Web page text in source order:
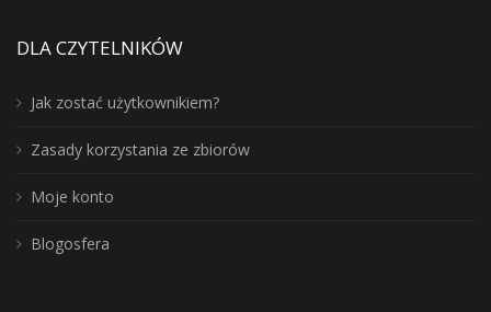
DLA CZYTELNIKÓW
Jak zostać użytkownikiem?
Zasady korzystania ze zbiorów
Moje konto
Blogosfera